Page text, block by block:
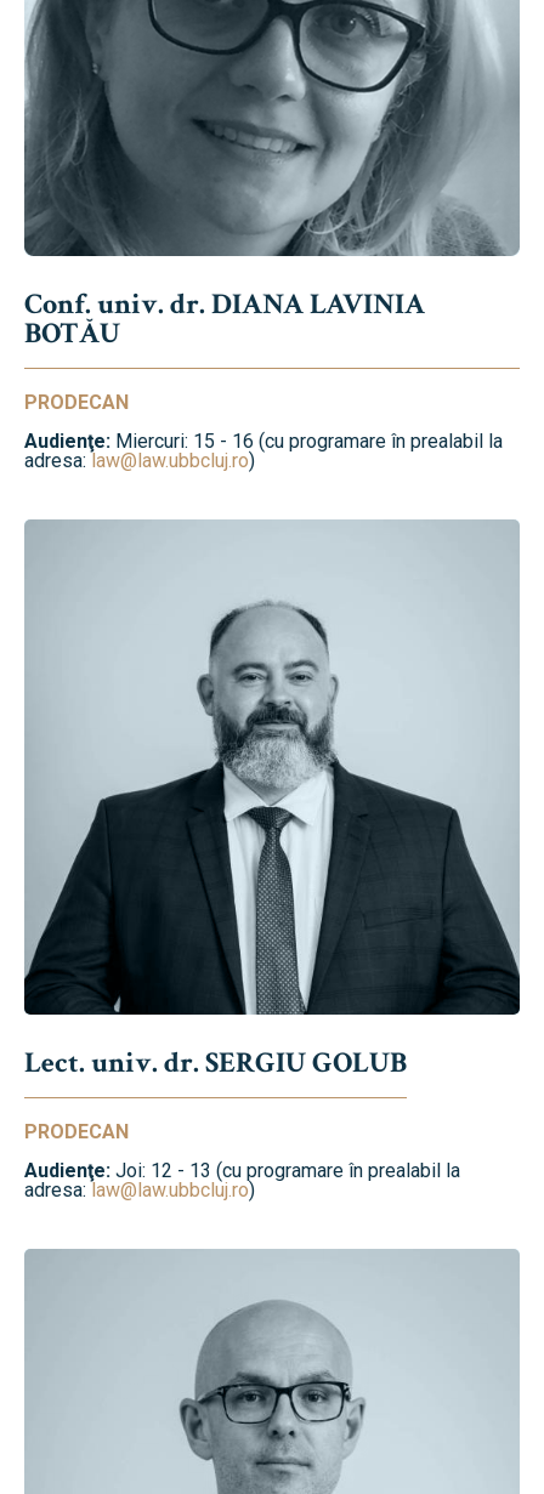
Conf. univ. dr. DIANA LAVINIA
BOTĂU
PRODECAN
Audienţe: Miercuri: 15 - 16 (cu programare în prealabil la
adresa: law@law.ubbcluj.ro)
Lect. univ. dr. SERGIU GOLUB
PRODECAN
Audienţe: Joi: 12 - 13 (cu programare în prealabil la
adresa:law@law.ubbcluj.ro)